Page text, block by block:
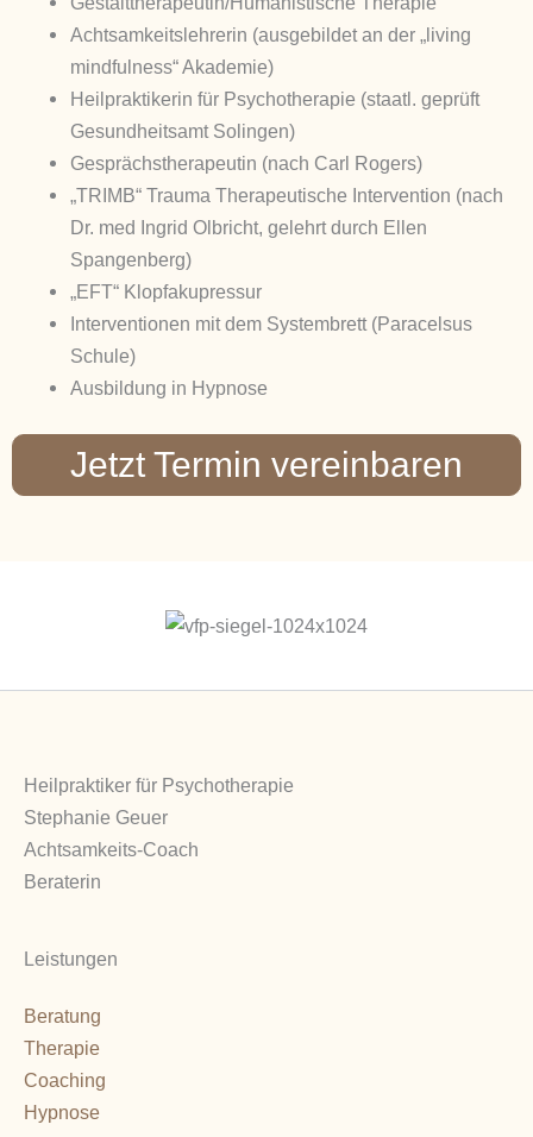
Achtsamkeitslehrerin (ausgebildet an der „living
mindfulness“ Akademie)
Heilpraktikerin für Psychotherapie (staatl. geprüft
Gesundheitsamt Solingen)
Gesprächstherapeutin (nach Carl Rogers)
„TRIMB“ Trauma Therapeutische Intervention (nach
Dr. med Ingrid Olbricht, gelehrt durch Ellen
Spangenberg)
„EFT“ Klopfakupressur
Interventionen mit dem Systembrett (Paracelsus
Schule)
Ausbildung in Hypnose
Jetzt Termin vereinbaren
Heilpraktiker für Psychotherapie
Stephanie Geuer
Achtsamkeits-Coach
Beraterin
Leistungen
Beratung
Therapie
Coaching
Hypnose